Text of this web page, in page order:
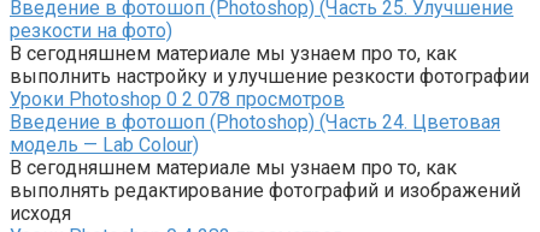
Введение в фотошоп (Photoshop) (Часть 25. Улучшение
резкости на фото)
В сегодняшнем материале мы узнаем про то, как
выполнить настройку и улучшение резкости фотографии
Уроки Photoshop 0 2 078 просмотров
Введение в фотошоп (Photoshop) (Часть 24. Цветовая
модель — Lab Colour)
В сегодняшнем материале мы узнаем про то, как
выполнять редактирование фотографий и изображений
исходя